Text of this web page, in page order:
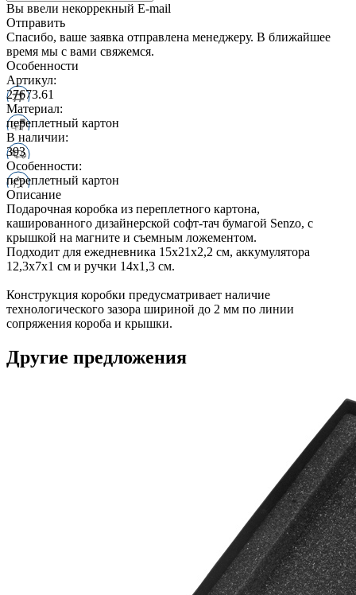
Вы ввели некоррекный E-mail
Отправить
Спасибо, ваше заявка отправлена менеджеру. В ближайшее
время мы с вами свяжемся.
Особенности
Артикул:
27673.61
Материал:
переплетный картон
В наличии:
393
Особенности:
переплетный картон
Описание
Подарочная коробка из переплетного картона,
кашированного дизайнерской софт-тач бумагой Senzo, с
крышкой на магните и съемным ложементом.
Подходит для ежедневника 15х21х2,2 см, аккумулятора
12,3х7х1 см и ручки 14х1,3 см.
Конструкция коробки предусматривает наличие
технологического зазора шириной до 2 мм по линии
сопряжения короба и крышки.
Другие предложения